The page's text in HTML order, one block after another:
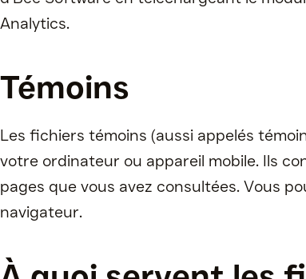
Analytics.
Témoins
Les fichiers témoins (aussi appelés
votre ordinateur ou appareil mobile. Ils
pages que vous avez consultées. Vous
navigateur.